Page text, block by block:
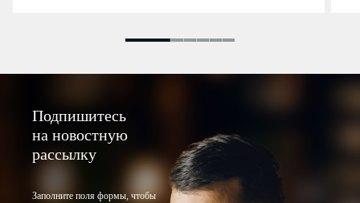
Подпишитесь
на новостную
рассылку
Заполните поля формы, чтобы